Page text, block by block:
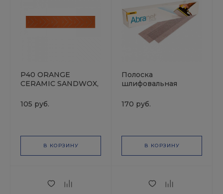
P40 ORANGE
CERAMIC SANDWOX,
Полоска
шлифовальная на
105 руб.
В КОРЗИНУ
Полоска
шлифовальная
P320 MIRKA
170 руб.
В КОРЗИНУ